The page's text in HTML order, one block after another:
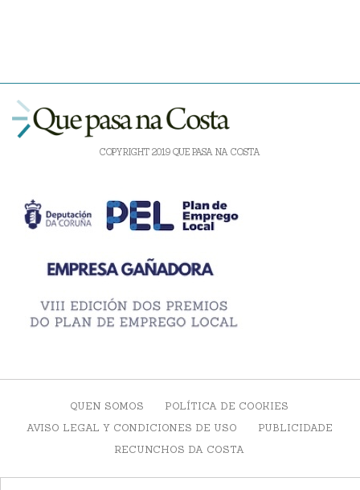
COPYRIGHT 2019 QUE PASA NA COSTA
QUEN SOMOS
POLÍTICA DE COOKIES
AVISO LEGAL Y CONDICIONES DE USO
PUBLICIDADE
RECUNCHOS DA COSTA